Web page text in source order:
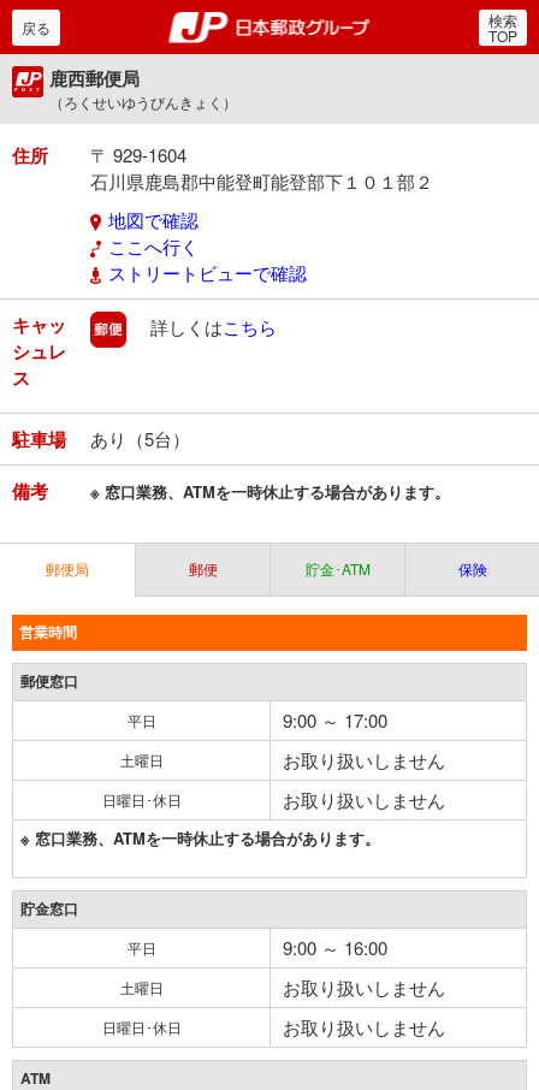
郵便局・日本郵政グルー
戻る 検索
TOP
鹿西郵便局
（ろくせいゆうびんきょく）
住所
〒 929-1604
石川県鹿島郡中能登町能登部下１０１部２
地図で確認
ここへ行く
ストリートビューで確認
キャッ
シュレ
ス
郵便
詳しくはこちら
駐車場 あり（5台）
備考 ※ 窓口業務、ATMを一時休止する場合があります。
郵便局 郵便 貯金･ATM 保険
営業時間
郵便窓口
平日 9:00 ～ 17:00
土曜日 お取り扱いしません
日曜日･休日 お取り扱いしません
※ 窓口業務、ATMを一時休止する場合があります。
貯金窓口
平日 9:00 ～ 16:00
土曜日 お取り扱いしません
日曜日･休日 お取り扱いしません
ATM